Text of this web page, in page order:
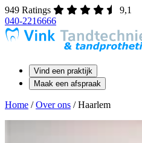
Ga
naar
de
inhoud
949 Ratings
9,1
040-2216666
Vind een praktijk
Maak een afspraak
Home /Over ons /Haarlem